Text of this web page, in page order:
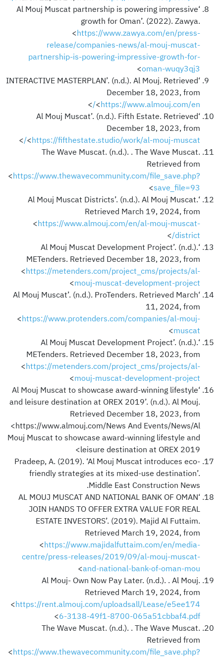
‘Al Mouj Muscat partnership is powering impressive
growth for Oman’. (2022). Zawya.
<https://www.zawya.com/en/press-
release/companies-news/al-mouj-muscat-
partnership-is-powering-impressive-growth-for-
oman-wuqy3qj3
>
‘INTERACTIVE MASTERPLAN’. (n.d.). Al Mouj. Retrieved
December 18, 2023, from
<https://www.almouj.com/en/
>
‘Al Mouj Muscat’. (n.d.). Fifth Estate. Retrieved
December 18, 2023, from
<https://fifthestate.studio/work/al-mouj-muscat/
>
The Wave Muscat. (n.d.). . The Wave Muscat.
Retrieved from
<https://www.thewavecommunity.com/file_save.php?
save_file=93
>
‘Al Mouj Muscat Districts’. (n.d.). Al Mouj Muscat.
Retrieved March 19, 2024, from
<https://www.almouj.com/en/al-mouj-muscat-
district/
>
‘Al Mouj Muscat Development Project’. (n.d.).
METenders. Retrieved December 18, 2023, from
<https://metenders.com/project_cms/projects/al-
mouj-muscat-development-project
>
‘Al Mouj Muscat’. (n.d.). ProTenders. Retrieved March
11, 2024, from
<https://www.protenders.com/companies/al-mouj-
muscat
>
‘Al Mouj Muscat Development Project’. (n.d.).
METenders. Retrieved December 18, 2023, from
<https://metenders.com/project_cms/projects/al-
mouj-muscat-development-project
>
‘Al Mouj Muscat to showcase award-winning lifestyle
and leisure destination at OREX 2019’. (n.d.). Al Mouj.
Retrieved December 18, 2023, from
<https://www.almouj.com/News And Events/News/Al
Mouj Muscat to showcase award-winning lifestyle and
leisure destination at OREX 2019>
Pradeep, A. (2019). ‘Al Mouj Muscat introduces eco-
friendly strategies at its mixed-use destination’.
Middle East Construction News.
‘AL MOUJ MUSCAT AND NATIONAL BANK OF OMAN
JOIN HANDS TO OFFER EXTRA VALUE FOR REAL
ESTATE INVESTORS’. (2019). Majid Al Futtaim.
Retrieved March 19, 2024, from
<https://www.majidalfuttaim.com/en/media-
centre/press-releases/2019/09/al-mouj-muscat-
and-national-bank-of-oman-mou
>
Al Mouj- Own Now Pay Later. (n.d.). . Al Mouj.
Retrieved March 19, 2024, from
<https://rent.almouj.com/uploadsall/Lease/e5ee174
6-3138-49f1-8700-065a51cbbaf4.pdf
>
The Wave Muscat. (n.d.). . The Wave Muscat.
Retrieved from
<https://www.thewavecommunity.com/file_save.php?